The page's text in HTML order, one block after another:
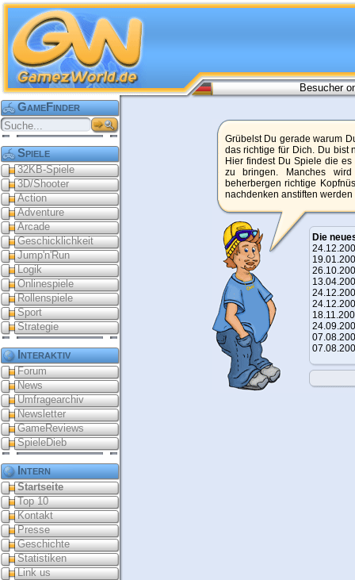
Besucher
GameFinder
Spiele
32KB-Spiele
3D/Shooter
Action
Adventure
Arcade
Geschicklichkeit
Jump'n'Run
Logik
Onlinespiele
Rollenspiele
Sport
Strategie
Interaktiv
Forum
News
Umfragearchiv
Newsletter
GameReviews
SpieleDieb
Intern
Startseite
Top 10
Kontakt
Presse
Geschichte
Statistiken
Link us
Grübelst Du gerade warum
das richtige für Dich. Du bist
Hier findest Du Spiele die
zu bringen. Manches
beherbergen richtige
nachdenken anstiften werden
Die